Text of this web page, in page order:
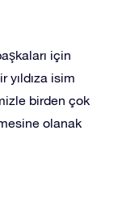
için
yıldıza isim
birden çok
olanak